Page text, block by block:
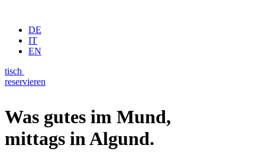
DE
IT
EN
tisch
reservieren
Was gutes im Mund,
mittags in Algund.